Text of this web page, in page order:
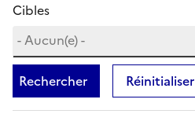
Cibles
Rechercher Réinitialiser